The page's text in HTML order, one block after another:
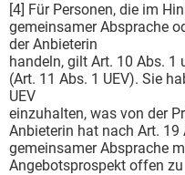
[4] Für Personen, die im
gemeinsamer Absprache
der Anbieterin
handeln, gilt Art. 10 Abs. 1
(Art. 11 Abs. 1 UEV). Sie
UEV
einzuhalten, was von der
Anbieterin hat nach Art. 19
gemeinsamer Absprache
Angebotsprospekt offen zu